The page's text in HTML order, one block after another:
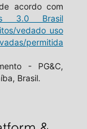
acordo com
3.0 Brasil
vedado uso
permitida
- PG&C,
Brasil.